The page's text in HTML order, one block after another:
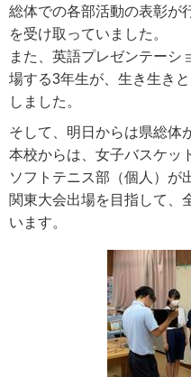
総体での各部活動の表彰が
を受け取っていました。
また、英語プレゼンテーシ
場する3年生が、生き生き
しました。
そして、明日からは県総体
本校からは、女子バスケッ
ソフトテニス部（個人）が
関東大会出場を目指して、
います。